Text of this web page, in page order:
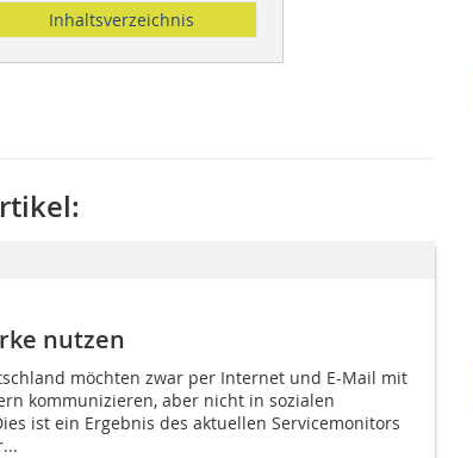
Inhaltsverzeichnis
nutzen
möchten zwar per Internet und E-Mail mit
kommunizieren, aber nicht in sozialen
ist ein Ergebnis des aktuellen Servicemonitors